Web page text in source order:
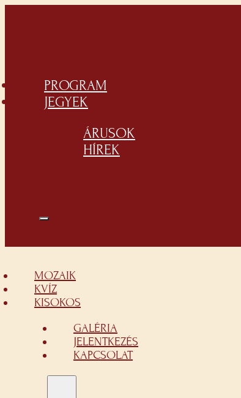
PROGRAM
JEGYEK
ÁRUSOK
HÍREK
MOZAIK
KVÍZ
KISOKOS
GALÉRIA
JELENTKEZÉS
KAPCSOLAT